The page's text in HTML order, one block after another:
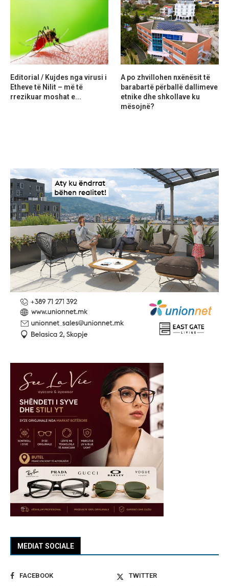
MEDIAT SOCIALE
FACEBOOK
TWITTER
Editorial / Kujdes nga virusi i
Etheve të Nilit – më të
rrezikuar moshat e...
A po zhvillohen nxënësit të
barabartë përballë dallimeve
etnike dhe shkollave ku
mësojnë?